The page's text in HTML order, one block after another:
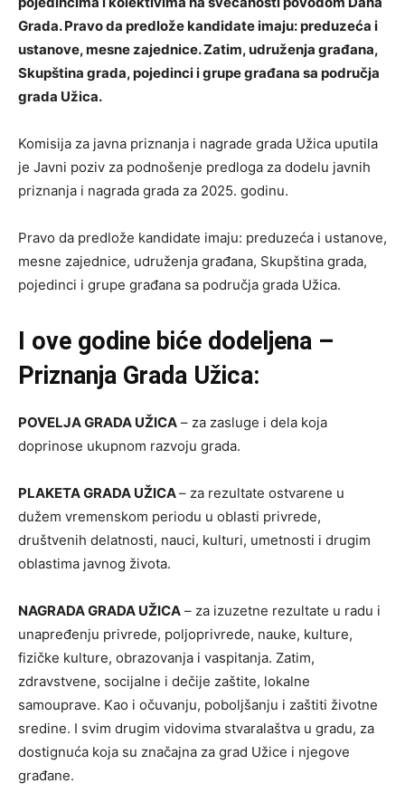
Grada. Pravo da predlože kandidate imaju: preduzeća i
ustanove, mesne zajednice. Zatim, udruženja građana,
Skupština grada, pojedinci i grupe građana sa područja
grada Užica.
Komisija za javna priznanja i nagrade grada Užica uputila
je Javni poziv za podnošenje predloga za dodelu javnih
priznanja i nagrada grada za 2025. godinu.
Pravo da predlože kandidate imaju: preduzeća i ustanove,
mesne zajednice, udruženja građana, Skupština grada,
pojedinci i grupe građana sa područja grada Užica.
I ove godine biće dodeljena –
Priznanja Grada Užica:
POVELJA GRADA UŽICA – za zasluge i dela koja
doprinose ukupnom razvoju grada.
PLAKETA GRADA UŽICA– za rezultate ostvarene u
dužem vremenskom periodu u oblasti privrede,
društvenih delatnosti, nauci, kulturi, umetnosti i drugim
oblastima javnog života.
NAGRADA GRADA UŽICA – za izuzetne rezultate u radu i
unapređenju privrede, poljoprivrede, nauke, kulture,
fizičke kulture, obrazovanja i vaspitanja. Zatim,
zdravstvene, socijalne i dečije zaštite, lokalne
samouprave. Kao i očuvanju, poboljšanju i zaštiti životne
sredine. I svim drugim vidovima stvaralaštva u gradu, za
dostignuća koja su značajna za grad Užice i njegove
građane.